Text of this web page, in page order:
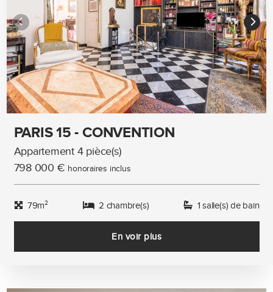
PARIS 15 - CONVENTION
Appartement 4 pièce(s)
798 000 € honoraires inclus
79m² 2 chambre(s) 1 salle(s) de bain
En voir plus